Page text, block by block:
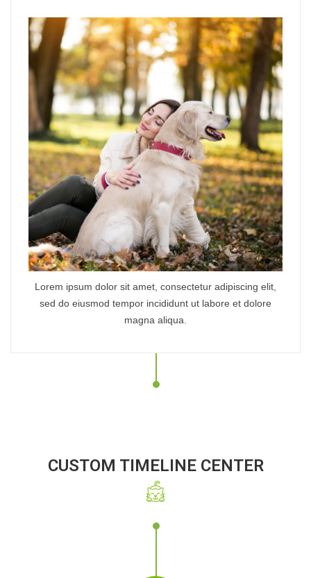
Lorem ipsum dolor sit amet, consectetur adipiscing elit,
sed do eiusmod tempor incididunt ut labore et dolore
magna aliqua.
CUSTOM TIMELINE CENTER